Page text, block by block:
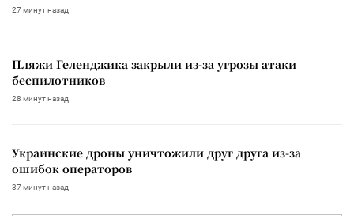
27 минут назад
Пляжи Геленджика закрыли из-за угрозы атаки
беспилотников
28 минут назад
Украинские дроны уничтожили друг друга из-за
ошибок операторов
37 минут назад